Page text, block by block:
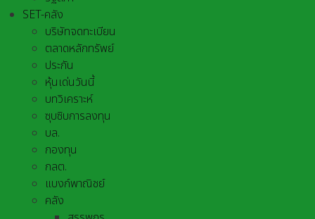
SET-คลัง
บริษัทจดทะเบียน
ตลาดหลักทรัพย์
ประกัน
หุ้นเด่นวันนี้
บทวิเคราะห์
ซุบซิบการลงทุน
บล.
กองทุน
กลต.
แบงก์พาณิชย์
คลัง